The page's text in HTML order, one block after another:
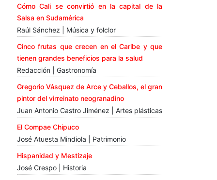
Cómo Cali se convirtió en la capital de la
Salsa en Sudamérica
Raúl Sánchez | Música y folclor
Cinco frutas que crecen en el Caribe y que
tienen grandes beneficios para la salud
Redacción | Gastronomía
Gregorio Vásquez de Arce y Ceballos, el gran
pintor del virreinato neogranadino
Juan Antonio Castro Jiménez | Artes plásticas
El Compae Chipuco
José Atuesta Mindiola | Patrimonio
Hispanidad y Mestizaje
José Crespo | Historia